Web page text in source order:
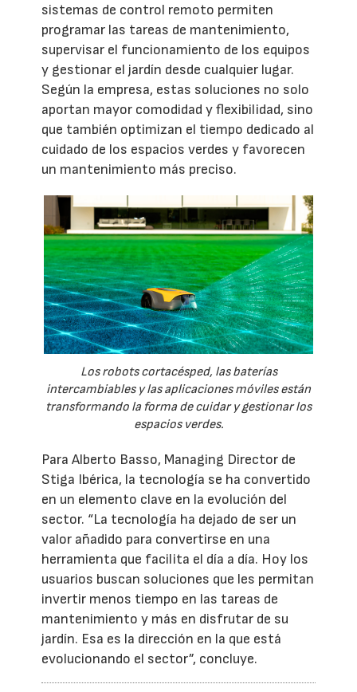
sistemas de control remoto permiten
programar las tareas de mantenimiento,
supervisar el funcionamiento de los equipos
y gestionar el jardín desde cualquier lugar.
Según la empresa, estas soluciones no solo
aportan mayor comodidad y flexibilidad, sino
que también optimizan el tiempo dedicado al
cuidado de los espacios verdes y favorecen
un mantenimiento más preciso.
Los robots cortacésped, las baterías
intercambiables y las aplicaciones móviles están
transformando la forma de cuidar y gestionar los
espacios verdes.
Para Alberto Basso, Managing Director de
Stiga Ibérica, la tecnología se ha convertido
en un elemento clave en la evolución del
sector. “La tecnología ha dejado de ser un
valor añadido para convertirse en una
herramienta que facilita el día a día. Hoy los
usuarios buscan soluciones que les permitan
invertir menos tiempo en las tareas de
mantenimiento y más en disfrutar de su
jardín. Esa es la dirección en la que está
evolucionando el sector”, concluye.